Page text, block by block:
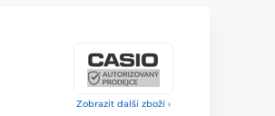
Zobrazit další zboží ›